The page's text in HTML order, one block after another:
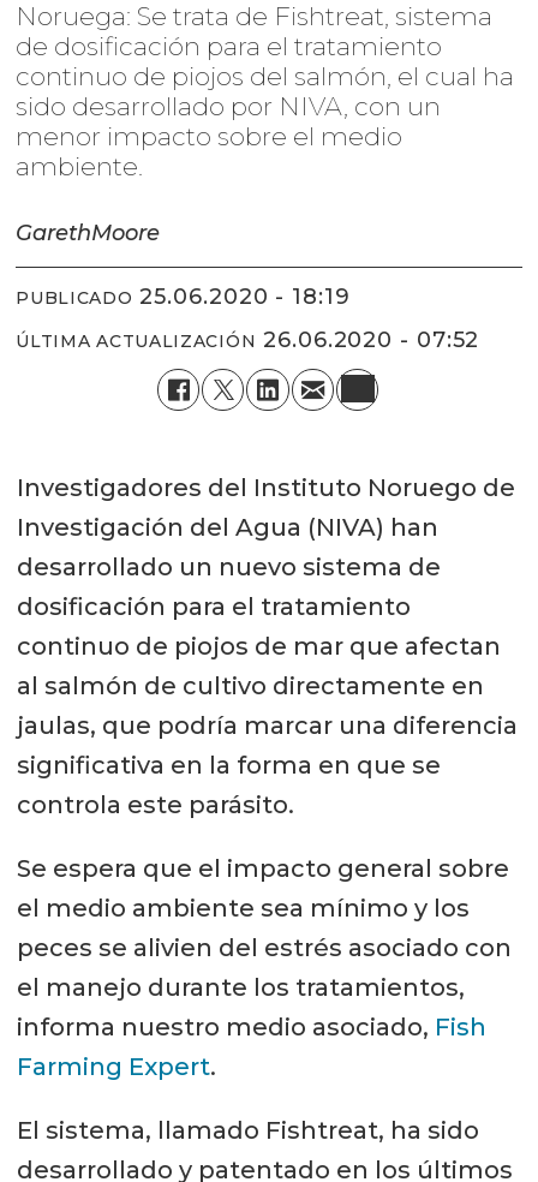
Noruega: Se trata de Fishtreat, sistema
de dosificación para el tratamiento
continuo de piojos del salmón, el cual ha
sido desarrollado por NIVA, con un
menor impacto sobre el medio
ambiente.
GarethMoore
PUBLICADO 25.06.2020 - 18:19
ÚLTIMA ACTUALIZACIÓN 26.06.2020 - 07:52
Investigadores del Instituto Noruego de
Investigación del Agua (NIVA) han
desarrollado un nuevo sistema de
dosificación para el tratamiento
continuo de piojos de mar que afectan
al salmón de cultivo directamente en
jaulas, que podría marcar una diferencia
significativa en la forma en que se
controla este parásito.
Se espera que el impacto general sobre
el medio ambiente sea mínimo y los
peces se alivien del estrés asociado con
el manejo durante los tratamientos,
informa nuestro medio asociado, Fish
Farming Expert.
El sistema, llamado Fishtreat, ha sido
desarrollado y patentado en los últimos